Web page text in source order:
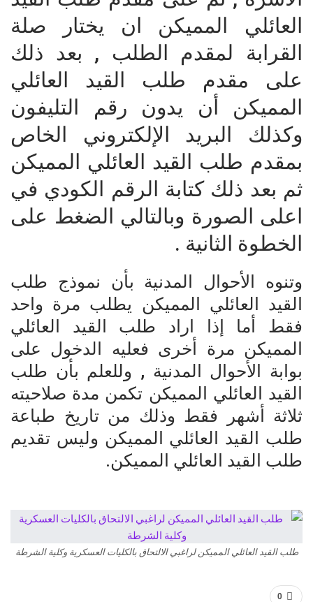
العائلي المميكن ان يختار صلة
القرابة لمقدم الطلب , بعد ذلك
على مقدم طلب القيد العائلي
المميكن أن يدون رقم التليفون
وكذلك البريد الإلكتروني الخاص
بمقدم طلب القيد العائلي المميكن
ثم بعد ذلك كتابة الرقم الكودي في
اعلى الصورة وبالتالي الضغط على
الخطوة الثانية .
وتنوه الأحوال المدنية بأن نموذج طلب
القيد العائلي المميكن يطلب مرة واحد
فقط أما إذا اراد طلب القيد العائلي
المميكن مرة أخرى فعليه الدخول على
بوابة الأحوال المدنية , وللعلم بأن طلب
القيد العائلي المميكن تكمن مدة صلاحيته
ثلاثة أشهر فقط وذلك من تاريخ طباعة
طلب القيد العائلي المميكن وليس تقديم
طلب القيد العائلي المميكن.
طلب القيد العائلي المميكن لراغبي الالتحاق بالكليات العسكرية وكلية الشرطة
0